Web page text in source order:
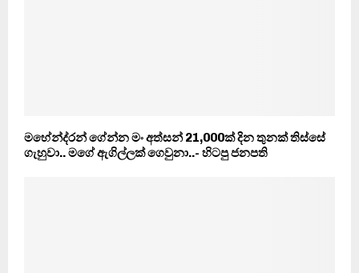
මහේන්ද‍්‍රන් ගේන්න මං අත්සන් 21,000ක් දින තුනක් තිස්සේ
ගැහුවා.. මගේ ඇගිල්ලක් ගෙවුනා..- හිටපු ජනපති